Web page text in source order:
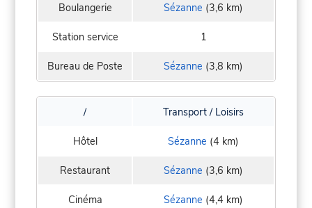
Boulangerie Sézanne (3,6 km)
Station service 1
Bureau de Poste Sézanne (3,8 km)
/ Transport / Loisirs
Hôtel Sézanne (4 km)
Restaurant Sézanne (3,6 km)
Cinéma Sézanne (4,4 km)